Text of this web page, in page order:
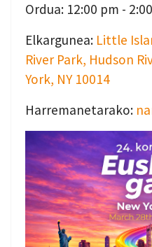
Ordua: 12:00 pm -
Elkargunea: Little
River Park, Hudson
York, NY 10014
Harremanetarako: